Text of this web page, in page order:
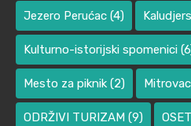
Jezero Perućac (4)
Kulturno-istorijski spomenici
Mesto za piknik (2) Mitrovac
ODRŽIVI TURIZAM (9)